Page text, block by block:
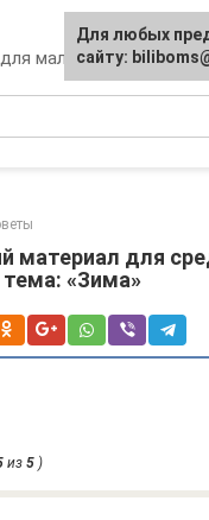
малышей и
материал для
«Зима»
из 5 )
Для любых
сайту: